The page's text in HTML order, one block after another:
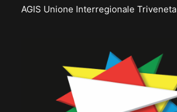
AGIS Unione Interregionale Triveneta